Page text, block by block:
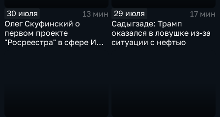
30 июля
13 мин
Олег Скуфинский о
первом проекте
"Росреестра" в сфере ИИ
29 июля
17 мин
Садыгзаде: Трамп
оказался в ловушке из-за
ситуации с нефтью